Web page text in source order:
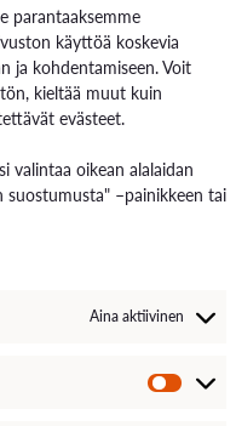
parantaaksemme
käyttöä koskevia
ja kohdentamiseen. Voit
kieltää muut kuin
evästeet.
valintaa oikean alalaidan
suostumusta" –painikkeen tai
Aina aktiivinen